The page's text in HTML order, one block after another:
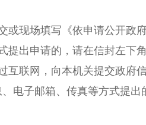
或现场填写《依申请公开政
提出申请的，请在信封左下
互联网，向本机关提交政府信
子邮箱、传真等方式提出